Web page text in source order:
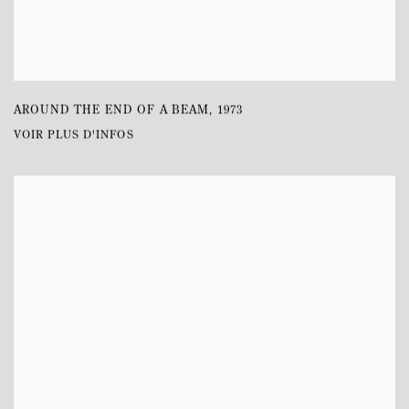
AROUND THE END OF A BEAM , 1973
VOIR PLUS D'INFOS